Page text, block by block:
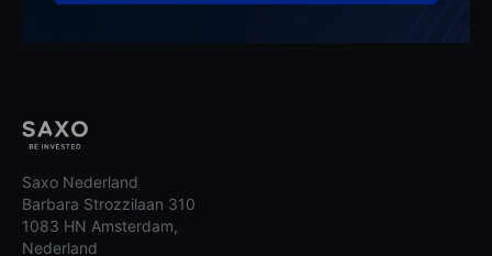
Saxo Nederland
Barbara Strozzilaan 310
1083 HN Amsterdam,
Nederland